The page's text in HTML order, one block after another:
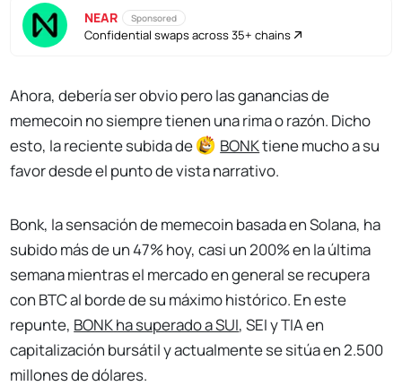
NEAR Sponsored
Confidential swaps across 35+ chains
Ahora, debería ser obvio pero las ganancias de
memecoin no siempre tienen una rima o razón. Dicho
esto, la reciente subida de
BONKtiene mucho a su
favor desde el punto de vista narrativo.
Bonk, la sensación de memecoin basada en Solana, ha
subido más de un 47% hoy, casi un 200% en la última
semana mientras el mercado en general se recupera
con BTC al borde de su máximo histórico. En este
repunte, BONKha superado a SUI, SEI y TIA en
capitalización bursátil y actualmente se sitúa en 2.500
millones de dólares.